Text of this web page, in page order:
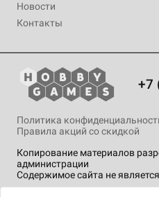
Новости
Контакты
+7
Копирование материалов
администрации
Содержимое сайта не
Политика
Правила акций со скидкой